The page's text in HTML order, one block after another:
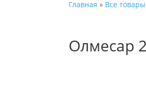
Главная » Все товары
Олмесар